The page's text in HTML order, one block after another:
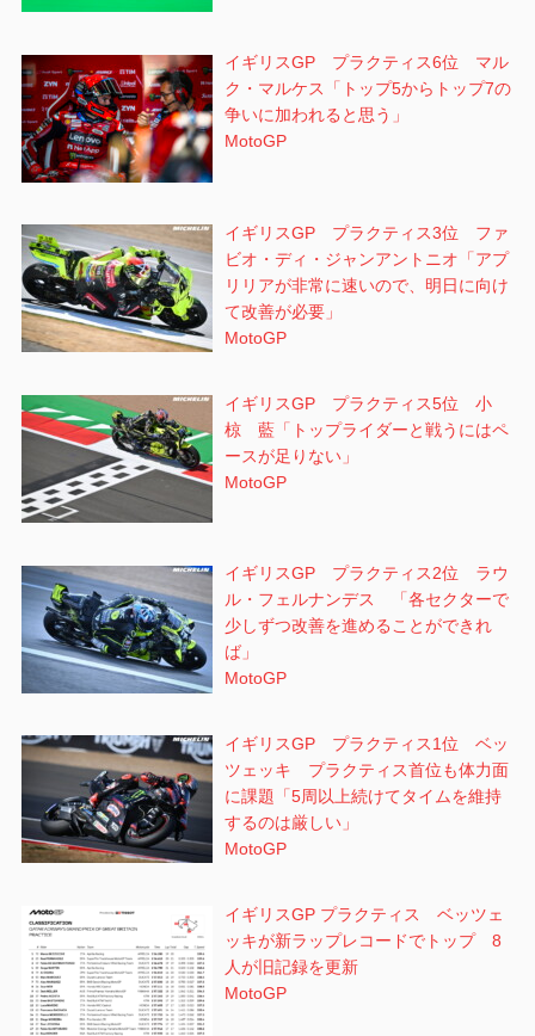
イギリスGP プラクティス6位 マル
ク・マルケス「トップ5からトップ7の
争いに加われると思う」
MotoGP
イギリスGP プラクティス3位 ファ
ビオ・ディ・ジャンアントニオ「アプ
リリアが非常に速いので、明日に向け
て改善が必要」
MotoGP
イギリスGP プラクティス5位 小
椋 藍「トップライダーと戦うにはペ
ースが足りない」
MotoGP
イギリスGP プラクティス2位 ラウ
ル・フェルナンデス 「各セクターで
少しずつ改善を進めることができれ
ば」
MotoGP
イギリスGP プラクティス1位 ベッ
ツェッキ プラクティス首位も体力面
に課題「5周以上続けてタイムを維持
するのは厳しい」
MotoGP
イギリスGP プラクティス ベッツェ
ッキが新ラップレコードでトップ 8
人が旧記録を更新
MotoGP